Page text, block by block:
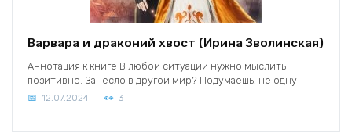
Варвара и драконий хвост (Ирина Зволинская)
Аннотация к книге В любой ситуации нужно мыслить
позитивно. Занесло в другой мир? Подумаешь, не одну
12.07.2024 3